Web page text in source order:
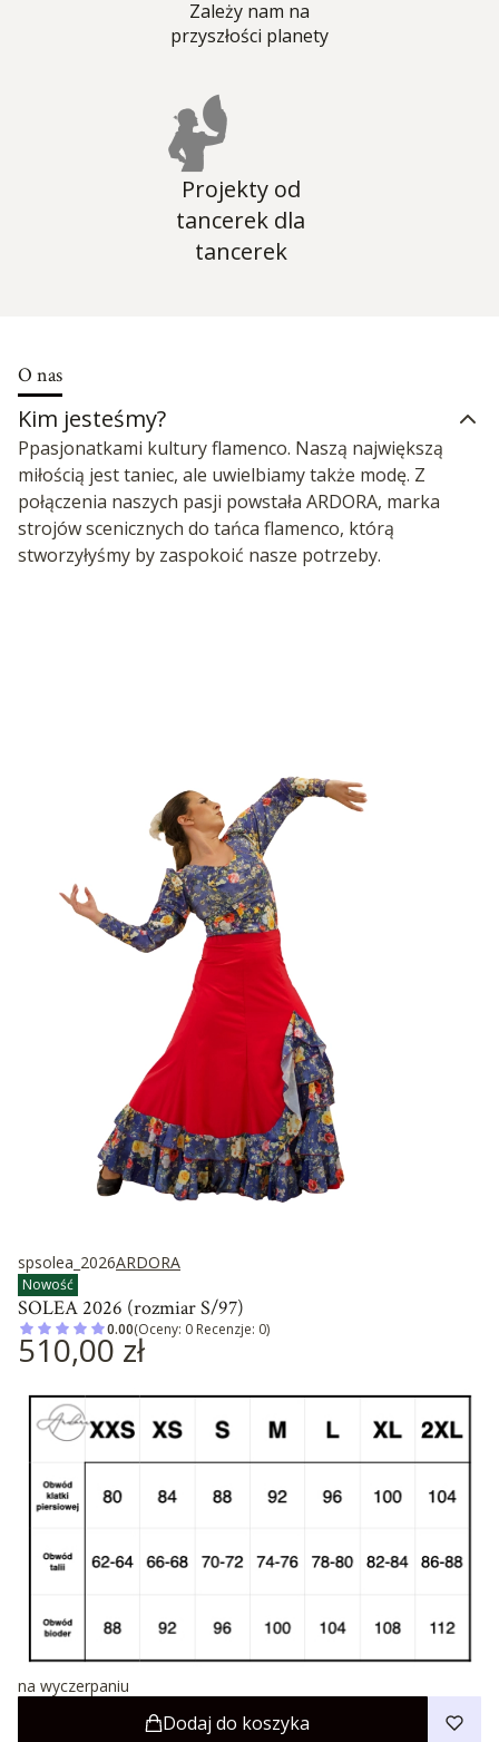
Zależy nam na
przyszłości planety
Projekty od
tancerek dla
tancerek
O nas
Kim jesteśmy?
Ppasjonatkami kultury flamenco. Naszą największą
miłością jest taniec, ale uwielbiamy także modę. Z
połączenia naszych pasji powstała ARDORA, marka
strojów scenicznych do tańca flamenco, którą
stworzyłyśmy by zaspokoić nasze potrzeby.
spsolea_2026ARDORA
Nowość
SOLEA 2026 (rozmiar S/97)
0.00(Oceny: 0 Recenzje: 0)
Cena
510,00 zł
na wyczerpaniu
Dodaj do koszyka